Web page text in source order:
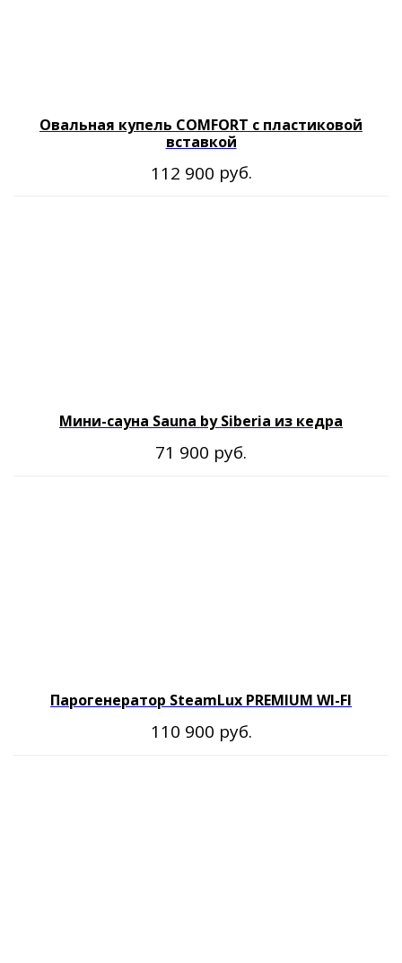
Овальная купель COMFORT с пластиковой
вставкой
112 900 руб.
Мини-сауна Sauna by Siberia из кедра
71 900 руб.
Парогенератор SteamLux PREMIUM WI-FI
110 900 руб.